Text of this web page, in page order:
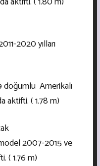
2020 yılları
doğumlu Amerikalı
aktifti. ( 1.78 m)
2007-2015 ve
( 1.76 m)